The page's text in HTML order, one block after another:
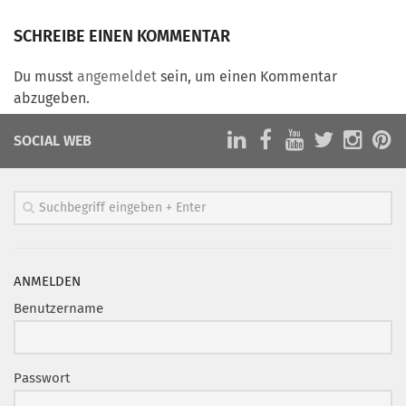
Arbeitsgruppen
Münchner Marketingpreis
MARKETING PIONIERE
CLUB-KOMMUNIKATION
Newsletter
MCM Club TV
SCHREIBE EINEN KOMMENTAR
Du musst angemeldet sein, um einen Kommentar
abzugeben.
SOCIAL WEB
ANMELDEN
Benutzername
Passwort